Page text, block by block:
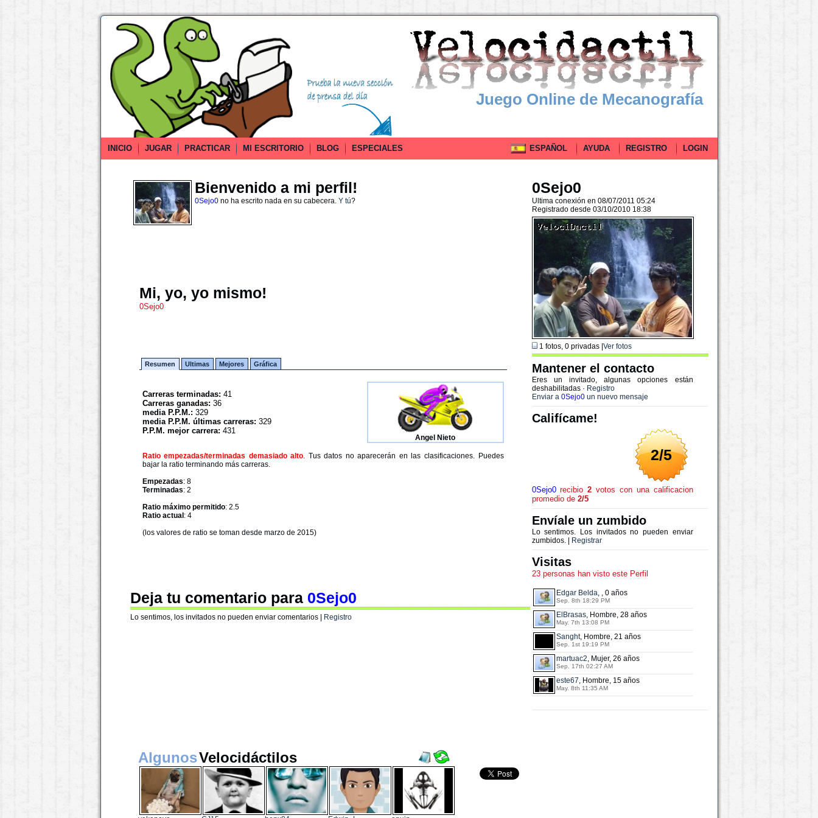
Juego Online de Mecanografía
INICIO JUGAR PRACTICAR MI ESCRITORIO BLOG ESPECIALES ESPAÑOL AYUDA REGISTRO LOGIN
Bienvenido a mi perfil!
0Sejo0no ha escrito nada en su cabecera. Y tú?
Mi, yo, yo mismo!
0Sejo0
Resumen Ultimas Mejores Gráfica
Carreras terminadas: 41
Carreras ganadas: 36
media P.P.M.: 329
media P.P.M. últimas carreras: 329
P.P.M. mejor carrera: 431
Angel Nieto
Ratio empezadas/terminadas demasiado alto. Tus datos no aparecerán en las clasificaciones. Puedes
bajar la ratio terminando más carreras.
Empezadas: 8
Terminadas: 2
Ratio máximo permitido: 2.5
Ratio actual : 4
(los valores de ratio se toman desde marzo de 2015)
Deja tu comentario para 0Sejo0
Lo sentimos, los invitados no pueden enviar comentarios | Registro
0Sejo0
Ultima conexión en 08/07/2011 05:24
Registrado desde 03/10/2010 18:38
1 fotos, 0 privadas | Ver fotos
Mantener el contacto
Eres un invitado, algunas opciones están
deshabilitadas · Registro
Enviar a 0Sejo0un nuevo mensaje
Califícame!
2/5
0Sejo0recibio2 votos con una calificacion
promedio de 2/5
Envíale un zumbido
Lo sentimos. Los invitados no pueden enviar
zumbidos. |
Registrar
Visitas
23 personas han visto este Perfil
Edgar Belda, , 0 años
Sep. 8th 18:29 PM
ElBrasas, Hombre, 28 años
May. 7th 13:08 PM
Sanght, Hombre, 21 años
Sep. 1st 19:19 PM
martuac2, Mujer, 26 años
Sep. 17th 02:27 AM
este67, Hombre, 15 años
May. 8th 11:35 AM
AlgunosVelocidáctilos